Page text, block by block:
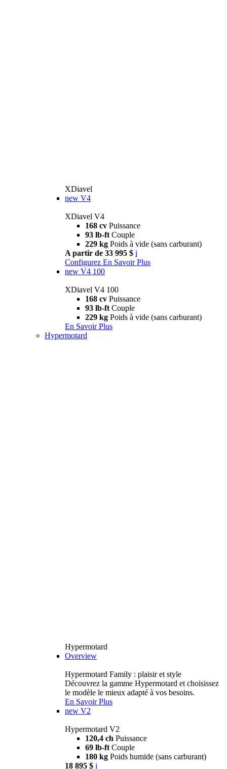
XDiavel
new V4
XDiavel V4
168 cv Puissance
93 lb-ft Couple
229 kg Poids à vide (sans carburant)
A partir de 33 995 $ i
Configurez En Savoir Plus
new V4 100
XDiavel V4 100
168 cv Puissance
93 lb-ft Couple
229 kg Poids à vide (sans carburant)
En Savoir Plus
Hypermotard
Hypermotard
Overview
Hypermotard Family : plaisir et style
Découvrez la gamme Hypermotard et choisissez
le modèle le mieux adapté à vos besoins.
En Savoir Plus
new V2
Hypermotard V2
120,4 ch Puissance
69 lb-ft Couple
180 kg Poids humide (sans carburant)
18 895 $ i